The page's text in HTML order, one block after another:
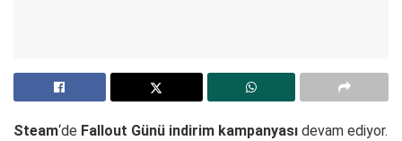
Steam‘de Fallout Günü indirim kampanyası devam ediyor.